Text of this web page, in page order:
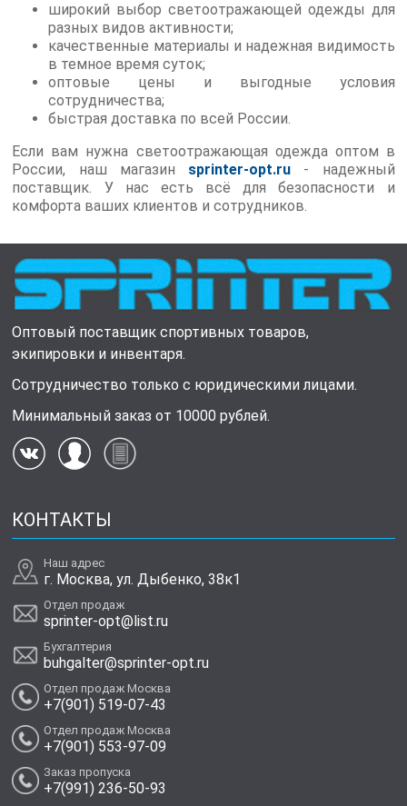
широкий выбор светоотражающей одежды для
разных видов активности;
качественные материалы и надежная видимость
в темное время суток;
оптовые цены и выгодные условия
сотрудничества;
быстрая доставка по всей России.
Если вам нужна светоотражающая одежда оптом в
России, наш магазин sprinter-opt.ru - надежный
поставщик. У нас есть всё для безопасности и
комфорта ваших клиентов и сотрудников.
Оптовый поставщик спортивных товаров,
экипировки и инвентаря.
Сотрудничество только с юридическими лицами.
Минимальный заказ от 10000 рублей.
КОНТАКТЫ
Наш адрес
г. Москва, ул. Дыбенко, 38к1
Отдел продаж
sprinter-opt@list.ru
Бухгалтерия
buhgalter@sprinter-opt.ru
Отдел продаж Москва
+7(901) 519-07-43
Отдел продаж Москва
+7(901) 553-97-09
Заказ пропуска
+7(991) 236-50-93